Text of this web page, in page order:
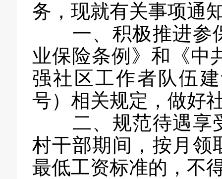
务，现就有关事项通
一、积极推进参保
业保险条例》和《中
强社区工作者队伍
号）相关规定，做好
二、规范待遇享受
村干部期间，按月领
最低工资标准的，不